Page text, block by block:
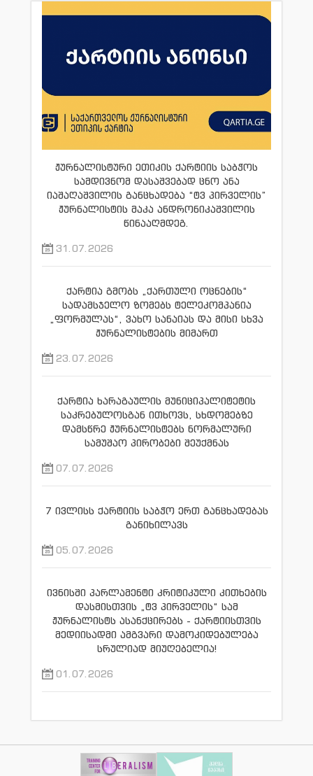
ჟურნალისტური ეთიკის ქარტიის საბჭოს
სამდივნომ დასაშვებად ცნო ანა
იაშაღაშვილის განცხადება “ტვ პირველის”
ჟურნალისტის მაკა ანდრონიკაშვილის
წინააღმდეგ.
31.07.2026
ქარტია გმობს „ქართული ოცნების“
სადამსჯელო ზომებს ტელეკომპანია
„ფორმულას“, ვახო სანაიას და მისი სხვა
ჟურნალისტების მიმართ
23.07.2026
ქარტია ხარაგაულის მუნიციპალიტეტის
საკრებულოსგან ითხოვს, სხდომებზე
დამსწრე ჟურნალისტებს ნორმალური
სამუშაო პირობები შეუქმნას
07.07.2026
7 ივლისს ქარტიის საბჭო ერთ განცხადებას
განიხილავს
05.07.2026
ივნისში პარლამენტი კრიტიკული კითხების
დასმისთვის „ტვ პირველის“ სამ
ჟურნალისტს ასანქცირებს - ქარტიისთვის
მედიისადმი ამგვარი დამოკიდებულება
სრულიად მიუღებელია!
01.07.2026